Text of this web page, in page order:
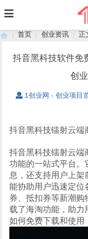
首页 创业资讯
›
正
抖音黑科技软件免
创
1创业网 - 创业项目
抖音黑科技镭射云端
抖音黑科技镭射云端
功能的一站式平台。
息，还支持用户上架
能协助用户迅速定位
券、抵扣券等新潮购
载了海淘功能，助力
如何免费下载和使用